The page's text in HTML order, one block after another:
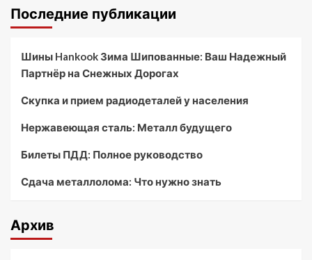
Последние публикации
Шины Hankook Зима Шипованные: Ваш Надежный
Партнёр на Снежных Дорогах
Скупка и прием радиодеталей у населения
Нержавеющая сталь: Металл будущего
Билеты ПДД: Полное руководство
Сдача металлолома: Что нужно знать
Архив